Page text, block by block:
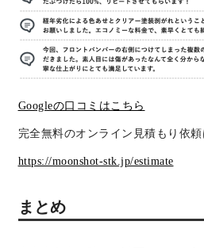
Googleの口コミはこちら
完全無料のオンライン見積もり依頼
https://moonshot-stk.jp/estimate
まとめ